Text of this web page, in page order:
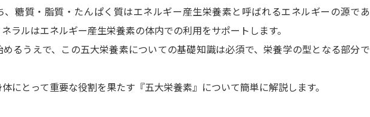
、糖質・脂質・たんぱく質はエネルギー産生栄養素と呼ばれるエネルギーの源であ
ラルはエネルギー産生栄養素の体内での利用をサポートします。
るうえで、この五大栄養素についての基礎知識は必須で、栄養学の型となる部分で
にとって重要な役割を果たす『五大栄養素』について簡単に解説します。